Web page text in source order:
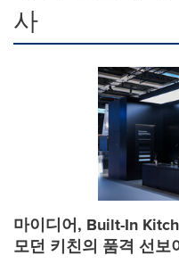
사
마이디어, Built-In
모던 키친의 품격 선보